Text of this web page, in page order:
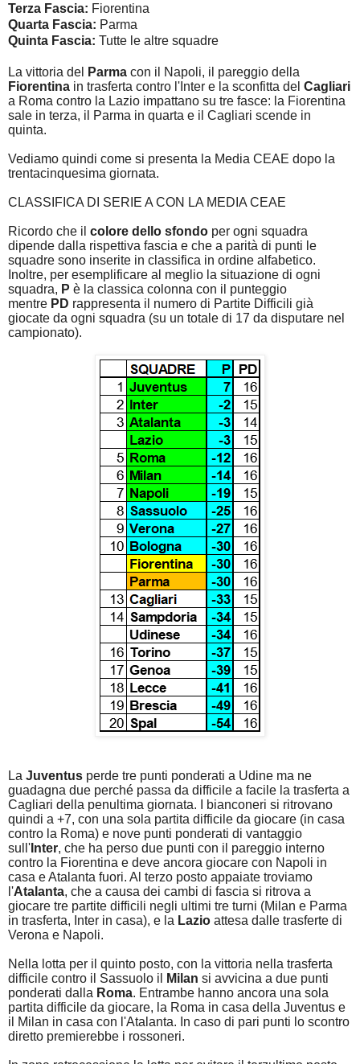
Terza Fascia: Fiorentina
Quarta Fascia: Parma
Quinta Fascia: Tutte le altre squadre
La vittoria del Parma con il Napoli, il pareggio della
Fiorentina in trasferta contro l'Inter e la sconfitta del Cagliari
a Roma contro la Lazio impattano su tre fasce: la Fiorentina
sale in terza, il Parma in quarta e il Cagliari scende in
quinta.
Vediamo quindi come si presenta la Media CEAE dopo la
trentacinquesima giornata.
CLASSIFICA DI SERIE A CON LA MEDIA CEAE
Ricordo che il colore dello sfondo per ogni squadra
dipende dalla rispettiva fascia e che a parità di punti le
squadre sono inserite in classifica in ordine alfabetico.
Inoltre, per esemplificare al meglio la situazione di ogni
squadra, P è la classica colonna con il punteggio
mentre PD rappresenta il numero di Partite Difficili già
giocate da ogni squadra (su un totale di 17 da disputare nel
campionato).
La Juventus perde tre punti ponderati a Udine ma ne
guadagna due perché passa da difficile a facile la trasferta a
Cagliari della penultima giornata. I bianconeri si ritrovano
quindi a +7, con una sola partita difficile da giocare (in casa
contro la Roma) e nove punti ponderati di vantaggio
sull' Inter, che ha perso due punti con il pareggio interno
contro la Fiorentina e deve ancora giocare con Napoli in
casa e Atalanta fuori. Al terzo posto appaiate troviamo
l'Atalanta, che a causa dei cambi di fascia si ritrova a
giocare tre partite difficili negli ultimi tre turni (Milan e Parma
in trasferta, Inter in casa), e la Lazio attesa dalle trasferte di
Verona e Napoli.
Nella lotta per il quinto posto, con la vittoria nella trasferta
difficile contro il Sassuolo il
Milan si avvicina a due punti
ponderati dalla Roma. Entrambe hanno ancora una sola
partita difficile da giocare, la Roma in casa della Juventus e
il Milan in casa con l'Atalanta. In caso di pari punti lo scontro
diretto premierebbe i rossoneri.